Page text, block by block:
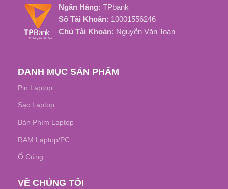
Ngân Hàng: TPbank
Số Tài Khoản: 10001556246
Chủ Tài Khoản: Nguyễn Văn Toàn
DANH MỤC SẢN PHẨM
Pin Laptop
Sạc Laptop
Bàn Phím Laptop
RAM Laptop/PC
Ổ Cứng
VỀ CHÚNG TÔI